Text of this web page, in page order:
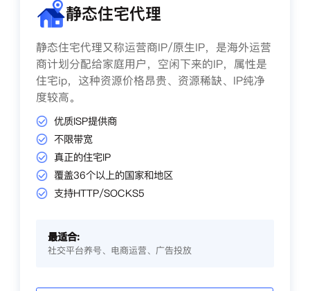
静态住宅代理
静态住宅代理又称运营商IP/原生IP，是海外运营
商计划分配给家庭用户，空闲下来的IP，属性是
住宅ip，这种资源价格昂贵、资源稀缺、IP纯净
度较高。
优质ISP提供商
不限带宽
真正的住宅IP
覆盖36个以上的国家和地区
支持HTTP/SOCKS5
最适合:
社交平台养号、电商运营、广告投放